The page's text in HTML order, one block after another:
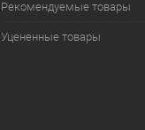
Рекомендуемые товары
Уцененные товары